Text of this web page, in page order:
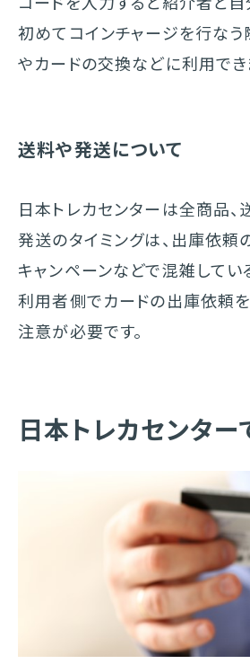
初めてコインチャージを行な
やカードの交換などに利用でき
送料や発送について
日本トレカセンターは全商品、
発送のタイミングは、出庫依
キャンペーンなどで混雑してい
利用者側でカードの出庫依頼
注意が必要です。
日本トレカセンタ